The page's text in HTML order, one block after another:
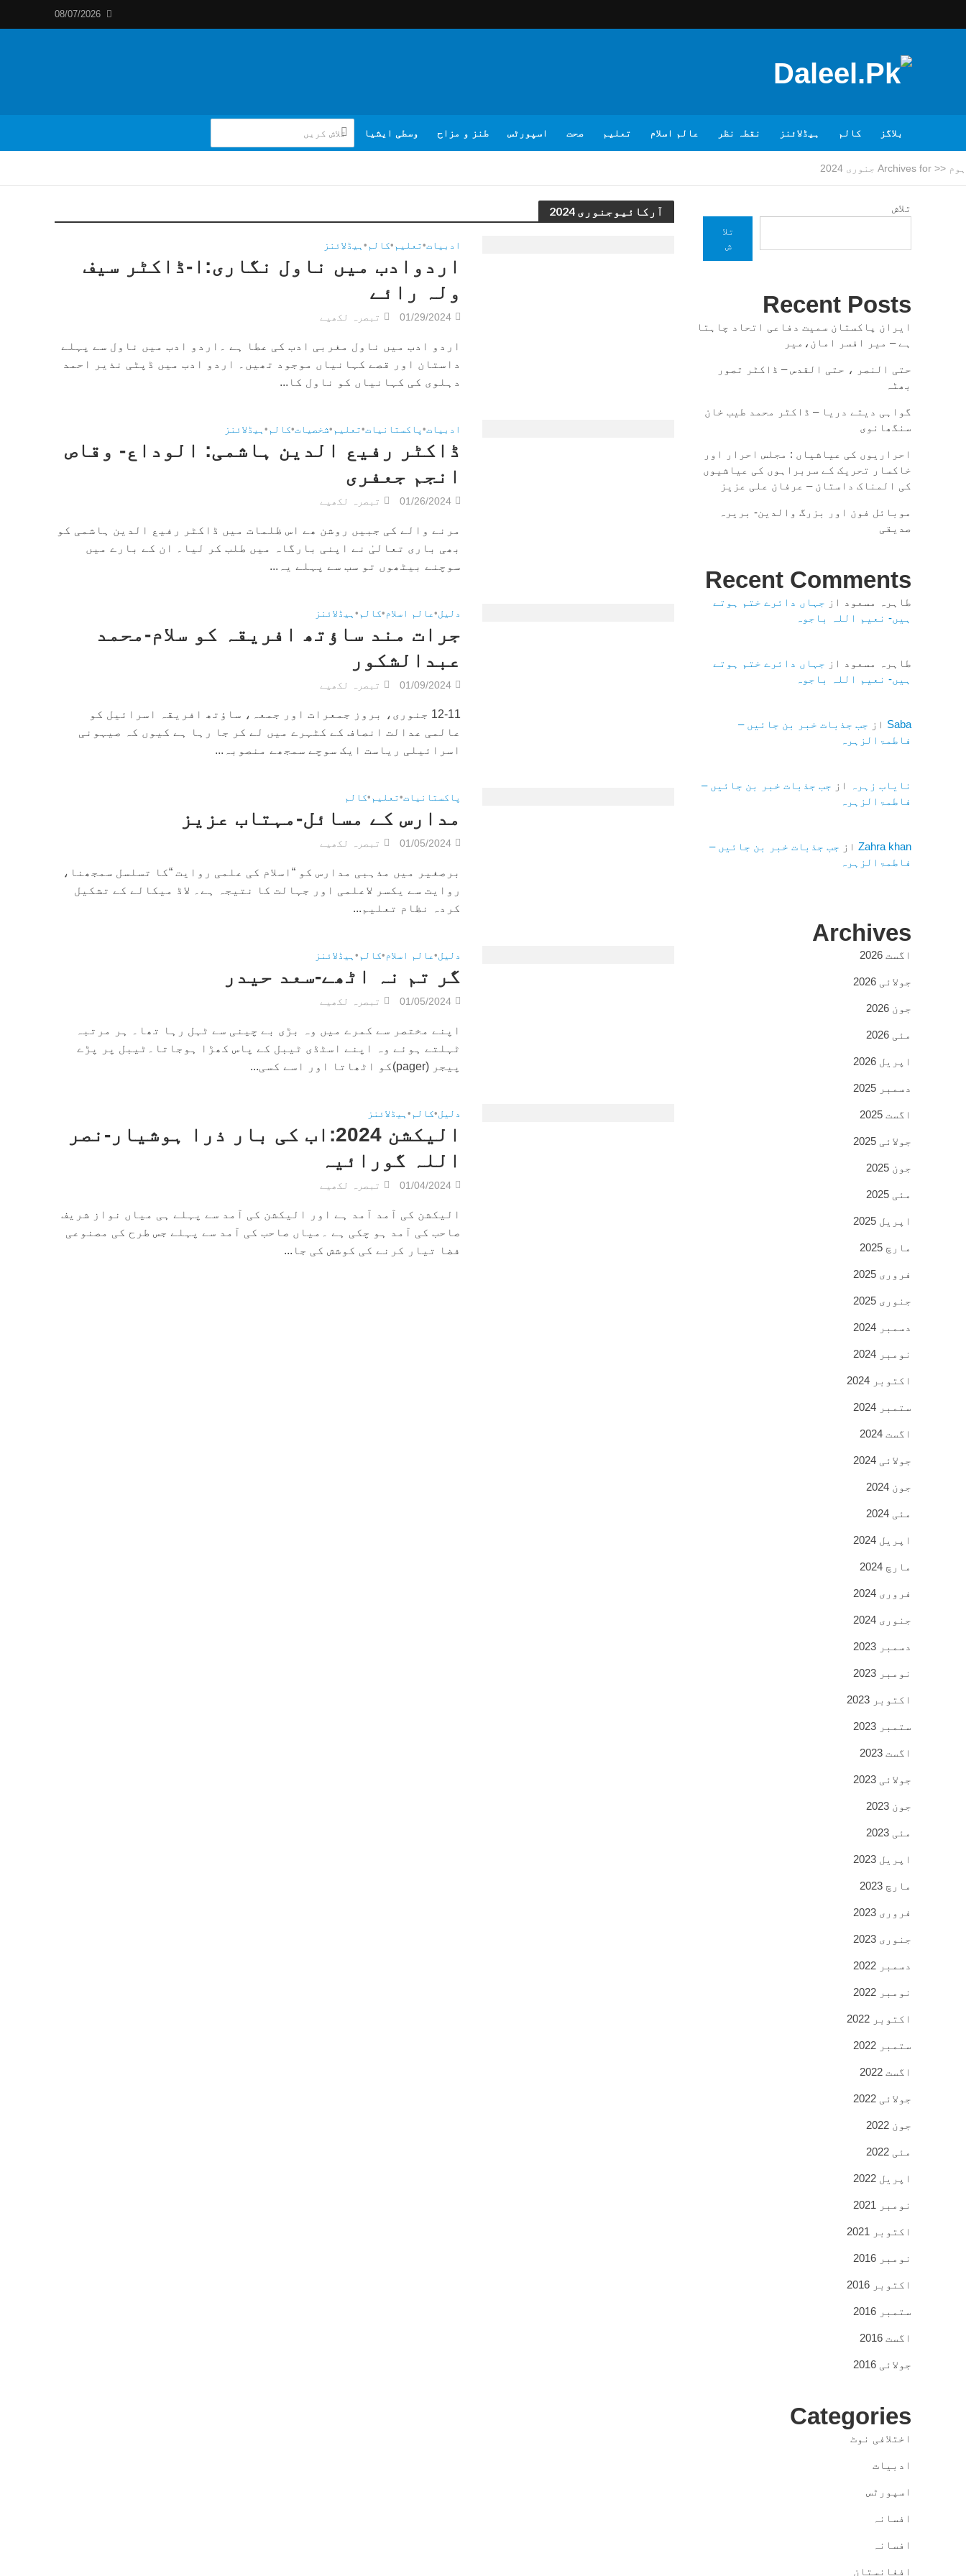
08/07/2026
بلاگز کالم ہیڈلائنز نقطہ نظر عالم اسلام تعلیم صحت اسپورٹس طنز و مزاح وسطی ایشیا
ہوم << Archives for جنوری 2024
آرکائیوجنوری 2024
ادبیات•تعلیم •کالم • ہیڈلائنز
اردوادب میں ناول نگاری:ا-ڈاکٹر سیف
ولہ رائے
01/29/2024 تبصرہ لکھیے
اردو ادب میں ناول مغربی ادب کی عطا ہے ۔اردو ادب میں ناول سے پہلے
داستان اور قصے کہانیاں موجود تھیں۔ اردو ادب میں ڈپٹی نذیر احمد
دہلوی کی کہانیاں کو ناول کا...
ادبیات• پاکستانیات•تعلیم •شخصیات•کالم • ہیڈلائنز
ڈاکٹر رفیع الدین ہاشمی: الوداع- وقاص
انجم جعفری
01/26/2024 تبصرہ لکھیے
مرنے والے کی جبیں روشن ھے اس ظلمات میں ڈاکٹر رفیع الدین ہاشمی کو
بھی باری تعالیٰ نے اپنی بارگاہ میں طلب کر لیا۔ ان کے بارے میں
سوچنے بیٹھوں تو سب سے پہلے یہ...
دلیل•عالم اسلام •کالم • ہیڈلائنز
جرات مند ساؤتھ افریقہ کو سلام-محمد
عبدالشکور
01/09/2024 تبصرہ لکھیے
12-11 جنوری، بروز جمعرات اور جمعہ، ساؤتھ افریقہ اسرائیل کو
عالمی عدالت انصاف کے کٹہرے میں لے کر جا رہا ہے کیوں کہ صیہونی
اسرائیلی ریاست ایک سوچے سمجھے منصوبہ...
پاکستانیات•تعلیم •کالم
مدارس کے مسائل-مہتاب عزیز
01/05/2024 تبصرہ لکھیے
برصغیر میں مذہبی مدارس کو “اسلام کی علمی روایت “کا تسلسل سمجھنا،
روایت سے یکسر لاعلمی اور جہالت کا نتیجہ ہے۔ لاڈ میکالے کے تشکیل
کردہ نظام تعلیم...
دلیل•عالم اسلام •کالم • ہیڈلائنز
گر تم نہ اٹھے-سعد حیدر
01/05/2024 تبصرہ لکھیے
اپنے مختصر سے کمرے میں وہ بڑی بے چینی سے ٹہل رہا تھا۔ ہر مرتبہ
ٹہلتے ہوئے وہ اپنے اسٹڈی ٹیبل کے پاس کھڑا ہوجاتا۔ٹیبل پر پڑے
پیجر (pager)کو اٹھاتا اور اسے کسی...
دلیل•کالم • ہیڈلائنز
الیکشن 2024:اب کی بار ذرا ہوشیار-نصر
اللہ گورائیہ
01/04/2024 تبصرہ لکھیے
الیکشن کی آمد آمد ہے اور الیکشن کی آمد سے پہلے ہی میاں نواز شریف
صاحب کی آمد ہو چکی ہے ۔میاں صاحب کی آمد سے پہلے جس طرح کی مصنوعی
فضا تیار کرنے کی کوشش کی جا...
تلاش
تلا
ش
Recent Posts
ایران پاکستان سمیت دفاعی اتحاد چاہتا
ہے – میر افسر امان،میر
حتی النصر ، حتی القدس – ڈاکٹر تصور
بھٹہ
گواہی دیتے دریا – ڈاکٹر محمد طیب خان
سنگھانوی
احراریوں کی عیاشیاں : مجلس احرار اور
خاکسار تحریک کے سربراہوں کی عیاشیوں
کی المناک داستان – عرفان علی عزیز
موبائل فون اور بزرگ والدین- بریرہ
صدیقی
Recent Comments
طاہرہ مسعود از جہاں دائرے ختم ہوتے
ہیں- نعیم اللہ باجوہ
طاہرہ مسعود از جہاں دائرے ختم ہوتے
ہیں- نعیم اللہ باجوہ
Saba از جب جذبات خبر بن جائیں –
فاطمۃالزہرہ
نایاب زہرہ از جب جذبات خبر بن جائیں –
فاطمۃالزہرہ
Zahra khanاز جب جذبات خبر بن جائیں –
فاطمۃالزہرہ
Archives
اگست 2026
جولائی 2026
جون 2026
مئی 2026
اپریل 2026
دسمبر 2025
اگست 2025
جولائی 2025
جون 2025
مئی 2025
اپریل 2025
مارچ 2025
فروری 2025
جنوری 2025
دسمبر 2024
نومبر 2024
اکتوبر 2024
ستمبر 2024
اگست 2024
جولائی 2024
جون 2024
مئی 2024
اپریل 2024
مارچ 2024
فروری 2024
جنوری 2024
دسمبر 2023
نومبر 2023
اکتوبر 2023
ستمبر 2023
اگست 2023
جولائی 2023
جون 2023
مئی 2023
اپریل 2023
مارچ 2023
فروری 2023
جنوری 2023
دسمبر 2022
نومبر 2022
اکتوبر 2022
ستمبر 2022
اگست 2022
جولائی 2022
جون 2022
مئی 2022
اپریل 2022
نومبر 2021
اکتوبر 2021
نومبر 2016
اکتوبر 2016
ستمبر 2016
اگست 2016
جولائی 2016
Categories
اختلافی نوٹ
ادبیات
اسپورٹس
افسانہ
افسانہ
افغانستان